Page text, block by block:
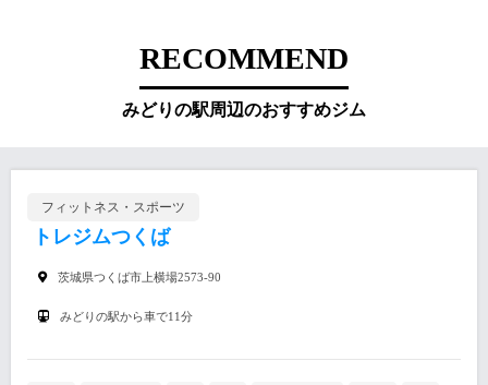
RECOMMEND
みどりの駅周辺のおすすめジム
フィットネス・スポーツ
トレジムつくば
茨城県つくば市上横場2573-90
みどりの駅から車で11分